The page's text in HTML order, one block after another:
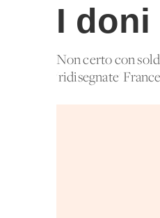
I doni
Non certo con
'ridisegnate'